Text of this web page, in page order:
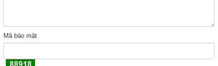
Mã bảo mật